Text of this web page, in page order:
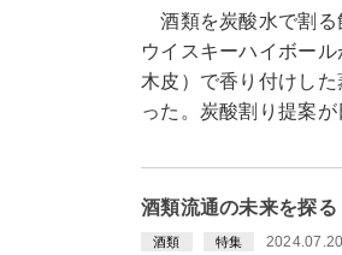
酒類を炭酸水で割る
ウイスキーハイボー
木皮）で香り付けし
った。炭酸割り提案
酒類流通の未来を探
酒類 特集 2024.07.20